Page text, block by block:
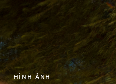
- HÌNH ẢNH